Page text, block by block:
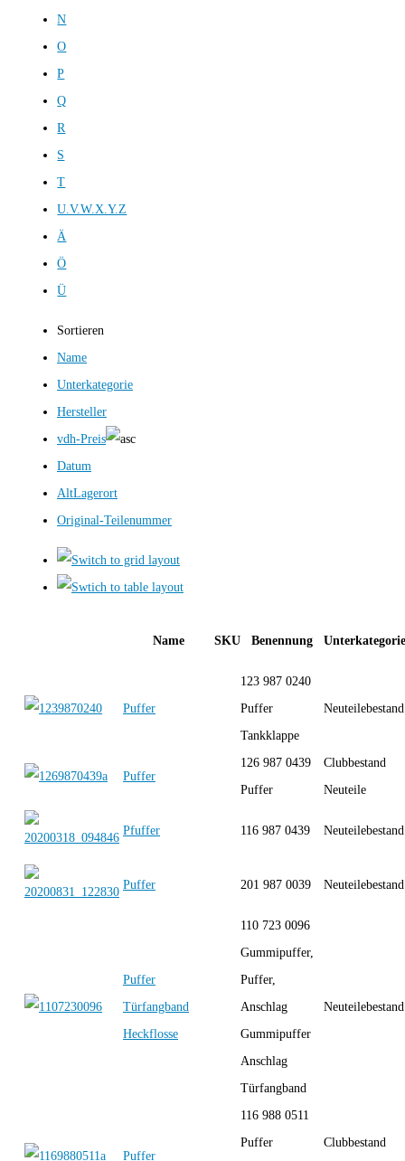
N
O
P
Q
R
S
T
U.V.W.X.Y.Z
Ä
Ö
Ü
Sortieren
Name
Unterkategorie
Hersteller
vdh-Preis
Datum
AltLagerort
Original-Teilenummer
Name SKU Benennung Unterkategorie
Puffer
123 987 0240
Puffer
Tankklappe
Neuteilebestand
Puffer
126 987 0439
Puffer
Clubbestand
Neuteile
Pfuffer 116 987 0439 Neuteilebestand
Puffer 201 987 0039 Neuteilebestand
Puffer
Türfangband
Heckflosse
110 723 0096
Gummipuffer,
Puffer,
Anschlag
Gummipuffer
Anschlag
Türfangband
Neuteilebestand
Puffer
116 988 0511
Puffer
Clubbestand